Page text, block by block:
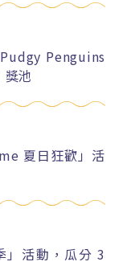
Penguins
池
夏日狂歡」活
」活動，瓜分 3